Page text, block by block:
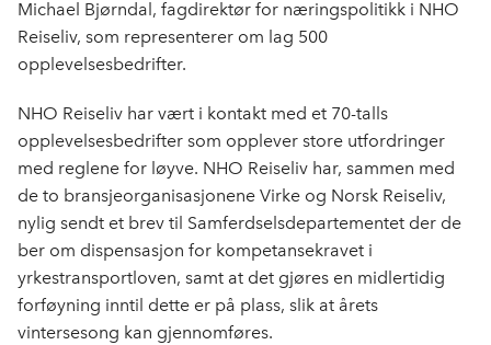
Michael Bjørndal, fagdirektør for næringspolitikk i NHO
Reiseliv, som representerer om lag 500
opplevelsesbedrifter.
NHO Reiseliv har vært i kontakt med et 70-talls
opplevelsesbedrifter som opplever store utfordringer
med reglene for løyve. NHO Reiseliv har, sammen med
de to bransjeorganisasjonene Virke og Norsk Reiseliv,
nylig sendt et brev til Samferdselsdepartementet der de
ber om dispensasjon for kompetansekravet i
yrkestransportloven, samt at det gjøres en midlertidig
forføyning inntil dette er på plass, slik at årets
vintersesong kan gjennomføres.